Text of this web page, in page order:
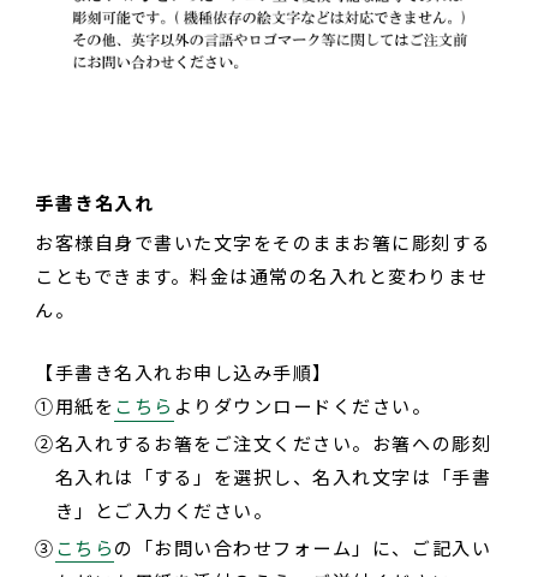
手書き名入れ
お客様自身で書いた文字をそのままお箸に彫刻する
こともできます。料金は通常の名入れと変わりませ
ん。
【手書き名入れお申し込み手順】
①用紙をこちら よりダウンロードください。
②名入れするお箸をご注文ください。お箸への彫刻
名入れは「する」を選択し、名入れ文字は「手書
き」とご入力ください。
③こちらの「お問い合わせフォーム」に、ご記入い